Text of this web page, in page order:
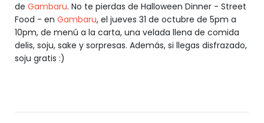
de Gambaru. No te pierdas de Halloween Dinner - Street
Food - en Gambaru, el jueves 31 de octubre de 5pm a
10pm, de menú a la carta, una velada llena de comida
delis, soju, sake y sorpresas. Además, si llegas disfrazado,
soju gratis :)